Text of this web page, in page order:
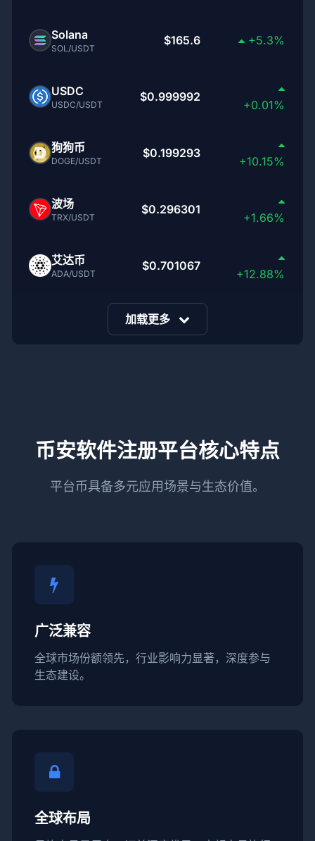
Solana
SOL/USDT
$165.6 +5.3%
USDC
USDC/USDT
$0.999992
+0.01%
狗狗币
DOGE/USDT
$0.199293
+10.15%
波场
TRX/USDT
$0.296301
+1.66%
艾达币
ADA/USDT
$0.701067
+12.88%
加载更多
币安软件注册平台核心特点
平台币具备多元应用场景与生态价值。
广泛兼容
全球市场份额领先，行业影响力显著，深度参与
生态建设。
全球布局